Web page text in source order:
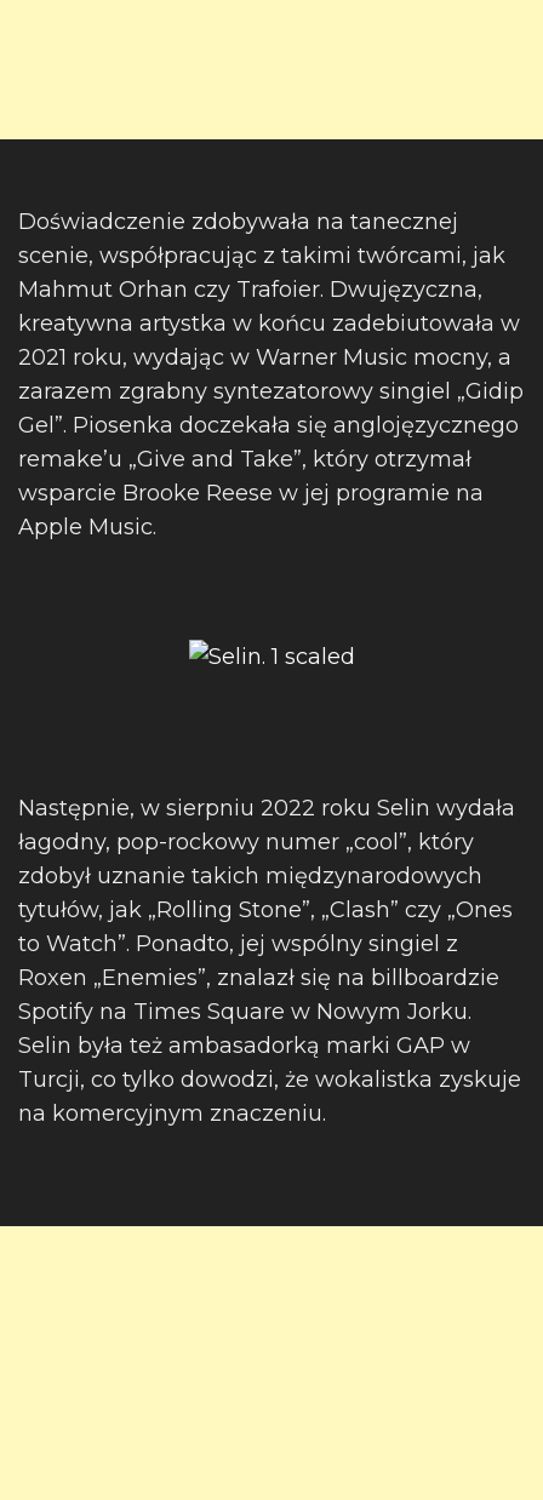
Doświadczenie zdobywała na tanecznej
scenie, współpracując z takimi twórcami, jak
Mahmut Orhan czy Trafoier. Dwujęzyczna,
kreatywna artystka w końcu zadebiutowała w
2021 roku, wydając w Warner Music mocny, a
zarazem zgrabny syntezatorowy singiel „Gidip
Gel”. Piosenka doczekała się anglojęzycznego
remake’u „Give and Take”, który otrzymał
wsparcie Brooke Reese w jej programie na
Apple Music.
Następnie, w sierpniu 2022 roku Selin wydała
łagodny, pop-rockowy numer „cool”, który
zdobył uznanie takich międzynarodowych
tytułów, jak „Rolling Stone”, „Clash” czy „Ones
to Watch”. Ponadto, jej wspólny singiel z
Roxen „Enemies”, znalazł się na billboardzie
Spotify na Times Square w Nowym Jorku.
Selin była też ambasadorką marki GAP w
Turcji, co tylko dowodzi, że wokalistka zyskuje
na komercyjnym znaczeniu.